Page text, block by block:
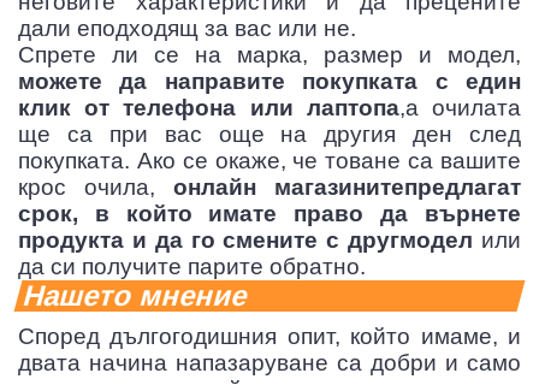
дали еподходящ за вас или не.
Спрете ли се на марка, размер и модел,
можете да направите покупката с един
клик от телефона или лаптопа,а очилата
ще са при вас още на другия ден след
покупката. Ако се окаже, че товане са вашите
крос очила, онлайн магазинитепредлагат
срок, в който имате право да върнете
продукта и да го смените с другмодел или
да си получите парите обратно.
Нашето мнение
Според дългогодишния опит, който имаме, и
двата начина напазаруване са добри и само